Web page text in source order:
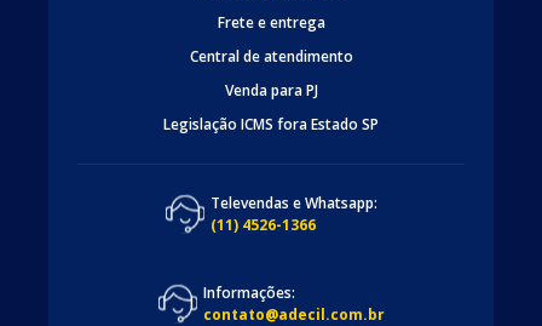
Frete e entrega
Central de atendimento
Venda para PJ
Legislação ICMS fora Estado SP
Televendas e Whatsapp:
(11) 4526-1366
Informações:
contato@adecil.com.br